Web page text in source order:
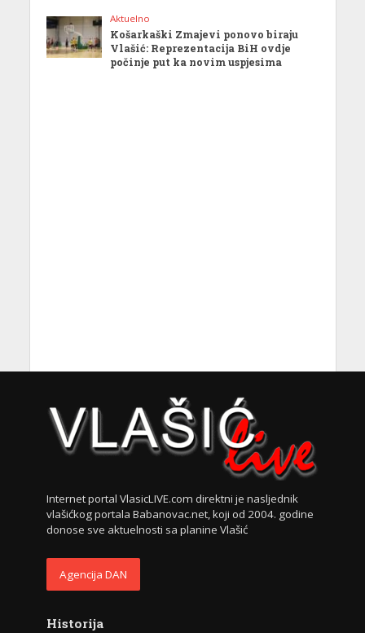
Aktuelno
Košarkaški Zmajevi ponovo biraju
Vlašić: Reprezentacija BiH ovdje
počinje put ka novim uspjesima
Internet portal VlasicLIVE.com direktni je nasljednik
vlašićkog portala Babanovac.net, koji od 2004. godine
donose sve aktuelnosti sa planine Vlašić
Agencija DAN
Historija